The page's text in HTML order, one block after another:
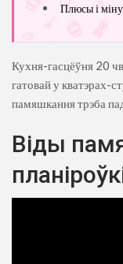
Плюсы і
Кухня-гасцёўня 20
гатовай у кватэрах-
памяшкання трэба
Віды